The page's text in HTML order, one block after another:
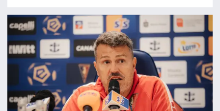
Pogoni Szczecin SA. Decyzja jest konsekwencją publikacji
Rafała Chlasty na serwisie społecznościowym "X".
07.08
16:34